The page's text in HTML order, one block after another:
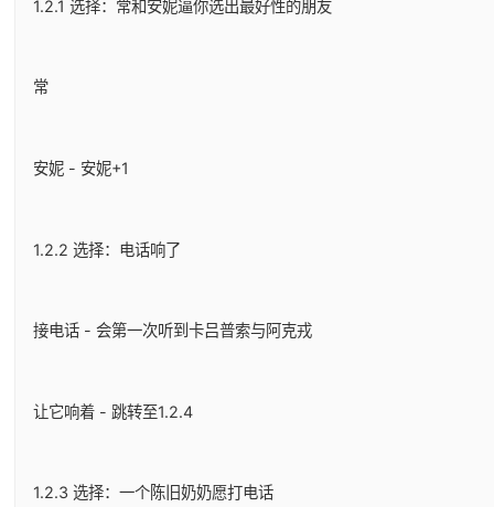
1.2.1 选择：常和安妮逼你选出最好性的朋友
常
安妮 - 安妮+1
1.2.2 选择：电话响了
接电话 - 会第一次听到卡吕普索与阿克戎
让它响着 - 跳转至1.2.4
1.2.3 选择：一个陈旧奶奶愿打电话